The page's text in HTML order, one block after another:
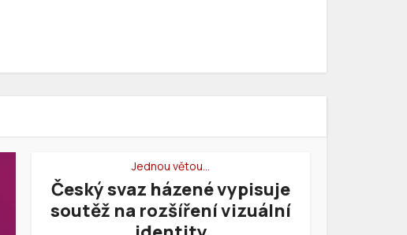
Jednou větou…
Český svaz házené vypisuje
soutěž na rozšíření vizuální